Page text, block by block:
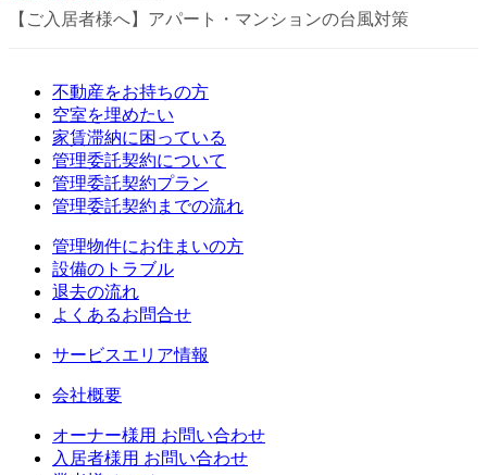
【ご入居者様へ】アパート・マンションの台風対策
不動産をお持ちの方
空室を埋めたい
家賃滞納に困っている
管理委託契約について
管理委託契約プラン
管理委託契約までの流れ
管理物件にお住まいの方
設備のトラブル
退去の流れ
よくあるお問合せ
サービスエリア情報
会社概要
オーナー様用 お問い合わせ
入居者様用 お問い合わせ